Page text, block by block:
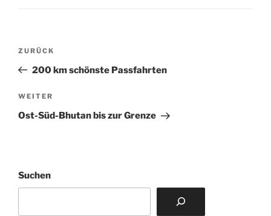
Beitragsnavigation
Vorheriger
Beitrag
ZURÜCK
200 km schönste Passfahrten
Nächster
Beitrag
WEITER
Ost-Süd-Bhutan bis zur Grenze
Suchen